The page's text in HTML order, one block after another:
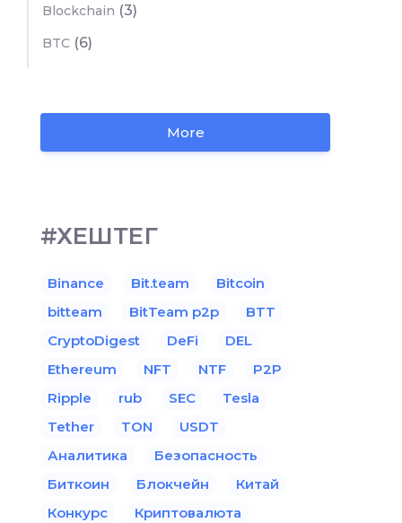
Blockchain (3)
BTC (6)
More
#ХЕШТЕГ
Binance Bit.team
Bitcoin
bitteam
BitTeam p2p
BTT
CryptoDigest
DeFi
DEL
Ethereum
NFT NTF
P2P
Ripple
rub SEC
Tesla
Tether
TON
USDT
Аналитика
Безопасность
Биткоин
Блокчейн
Китай
Конкурс
Криптовалюта